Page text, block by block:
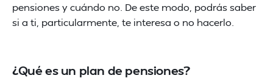
pensiones y cuándo no. De este modo, podrás saber
si a ti, particularmente, te interesa o no hacerlo.
¿Qué es un plan de pensiones?